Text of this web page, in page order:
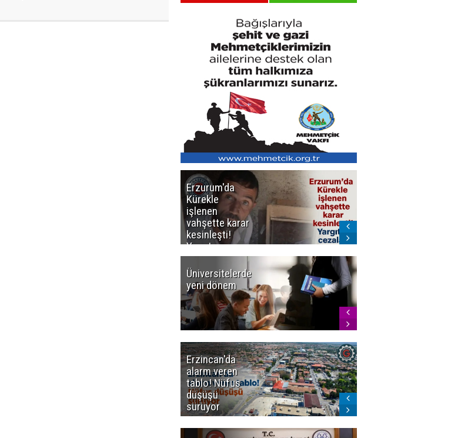
Erzurum'da
Kürekle
işlenen
vahşette karar
kesinleşti!
Yargıtay
cezaları onadı
Üniversitelerde
yeni dönem
Erzincan'da
alarm veren
tablo! Nüfus
düşüşü
sürüyor